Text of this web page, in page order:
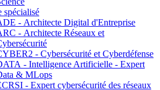
spécialisé
- Architecte Digital d'Entreprise
- Architecte Réseaux et
- Cybersécurité et Cyberdéfense
- Intelligence Artificielle - Expert
& MLops
- Expert cybersécurité des réseaux